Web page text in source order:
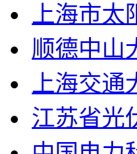
上海市
顺德中山
上海交
江苏省光